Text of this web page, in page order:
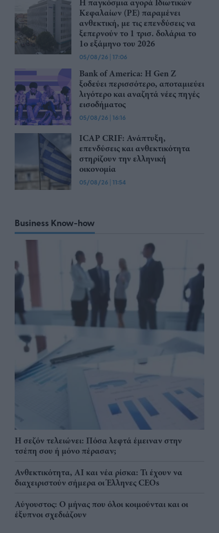
Η παγκόσμια αγορά Ιδιωτικών
Κεφαλαίων (PE) παραμένει
ανθεκτική, με τις επενδύσεις να
ξεπερνούν το 1 τρισ. δολάρια το
1ο εξάμηνο του 2026
05/08/26 | 17:06
Bank of America: Η Gen Z
ξoδεύει περισσότερο, αποταμιεύει
λιγότερο και αναζητά νέες πηγές
εισοδήματος
05/08/26 | 16:16
ICAP CRIF: Ανάπτυξη,
επενδύσεις και ανθεκτικότητα
στηρίζουν την ελληνική
οικονομία
05/08/26 | 11:54
Business Know-how
Η σεζόν τελειώνει: Πόσα λεφτά έμειναν στην
τσέπη σου ή μόνο πέρασαν;
Ανθεκτικότητα, AI και νέα ρίσκα: Τι έχουν να
διαχειριστούν σήμερα οι Έλληνες CEOs
Αύγουστος: Ο μήνας που όλοι κοιμούνται και οι
έξυπνοι σχεδιάζουν